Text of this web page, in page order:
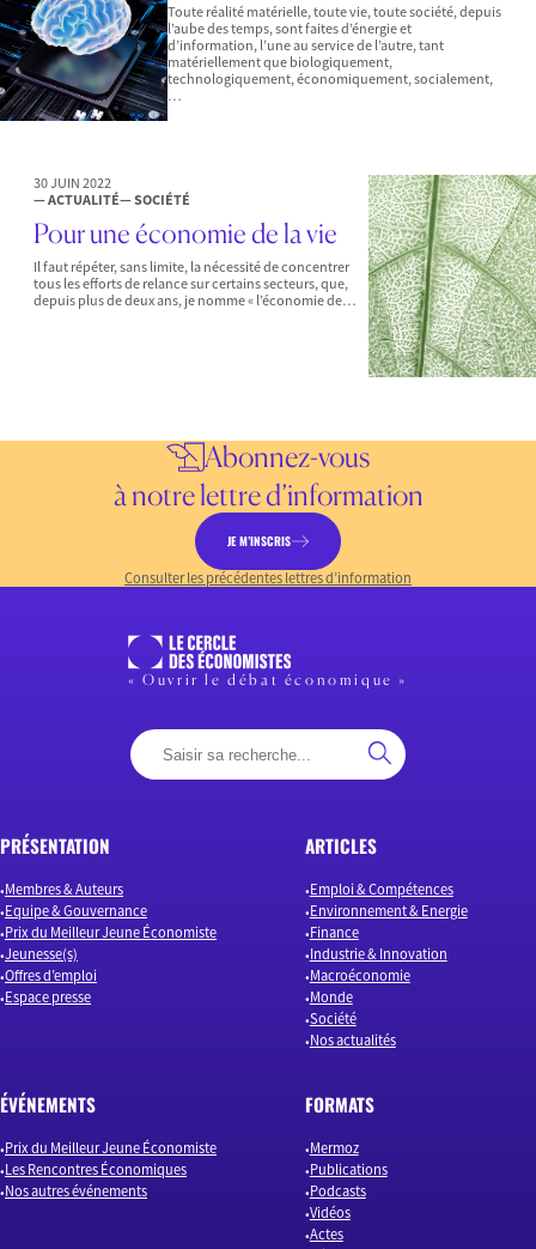
Toute réalité matérielle, toute vie, toute société, depuis
l’aube des temps, sont faites d’énergie et
d’information, l’une au service de l’autre, tant
matériellement que biologiquement,
technologiquement, économiquement, socialement,
…
30 JUIN 2022
— ACTUALITÉ— SOCIÉTÉ
Pour une économie de la vie
Il faut répéter, sans limite, la nécessité de concentrer
tous les efforts de relance sur certains secteurs, que,
depuis plus de deux ans, je nomme « l’économie de…
Abonnez-vous
à notre lettre d’information
JE M’INSCRIS
Consulter les précédentes lettres d’information
« Ouvrir le débat économique »
PRÉSENTATION
Membres & Auteurs
Equipe & Gouvernance
Prix du Meilleur Jeune Économiste
Jeunesse(s)
Offres d’emploi
Espace presse
ARTICLES
Emploi & Compétences
Environnement & Energie
Finance
Industrie & Innovation
Macroéconomie
Monde
Société
Nos actualités
ÉVÉNEMENTS
Prix du Meilleur Jeune Économiste
Les Rencontres Économiques
Nos autres événements
FORMATS
Mermoz
Publications
Podcasts
Vidéos
Actes